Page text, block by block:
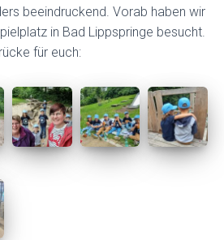
beeindruckend. Vorab haben wir
in Bad Lippspringe besucht.
für euch: